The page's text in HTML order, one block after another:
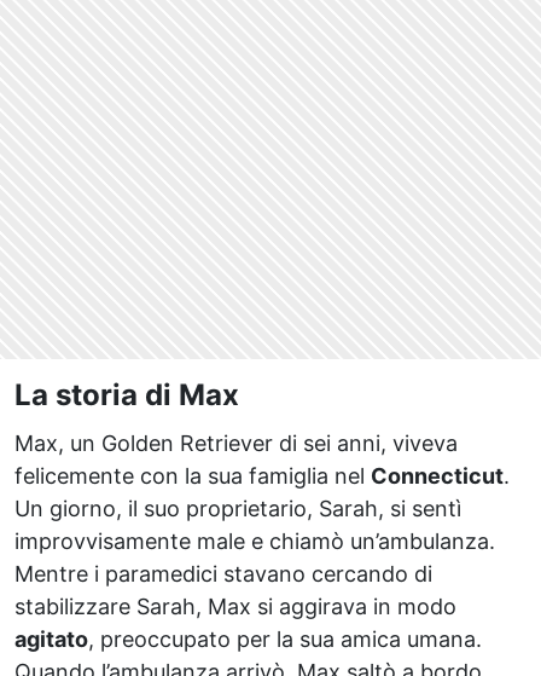
La storia di Max
Max, un Golden Retriever di sei anni, viveva
felicemente con la sua famiglia nel Connecticut.
Un giorno, il suo proprietario, Sarah, si sentì
improvvisamente male e chiamò un’ambulanza.
Mentre i paramedici stavano cercando di
stabilizzare Sarah, Max si aggirava in modo
agitato, preoccupato per la sua amica umana.